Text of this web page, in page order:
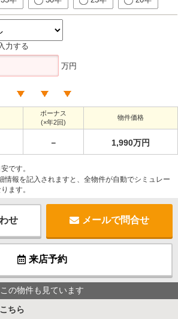
力する
万円
ボーナス
(×年2回)
物件価格
－ 1,990万円
です。
情報を記入されますと、全物件が自動でシミュレー
ます。
せ メールで問合せ
来店予約
の物件も見ています
ちら